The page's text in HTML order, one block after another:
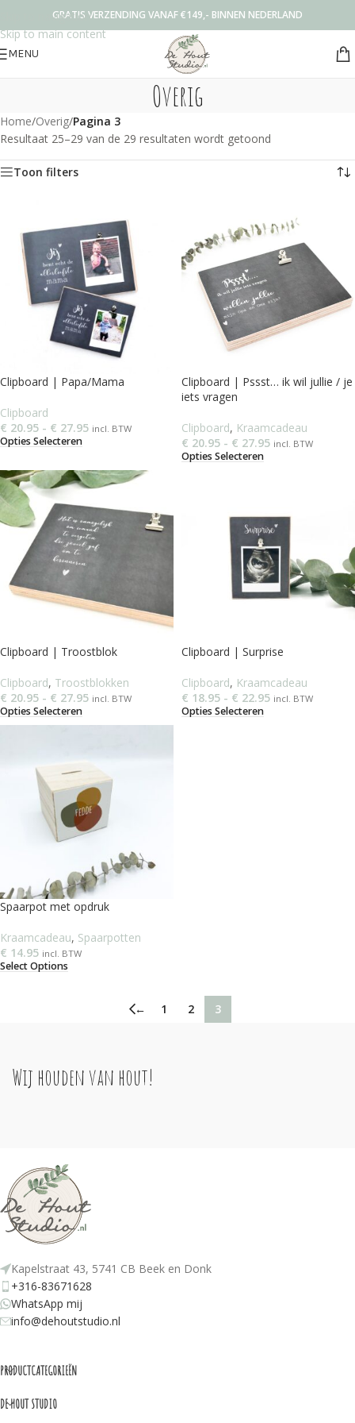
Skip to navigation
Skip to main content
GRATIS VERZENDING VANAF €149,- BINNEN NEDERLAND
MENU
Overig
Home/Overig/Pagina 3
Resultaat 25–29 van de 29 resultaten wordt getoond
Toon filters
Clipboard | Papa/Mama
Clipboard
€ 20.95 - € 27.95 incl. BTW
Opties Selecteren
Clipboard | Pssst… ik wil jullie / je
iets vragen
Clipboard, Kraamcadeau
€ 20.95 - € 27.95 incl. BTW
Opties Selecteren
Clipboard | Troostblok
Clipboard, Troostblokken
€ 20.95 - € 27.95 incl. BTW
Opties Selecteren
Clipboard | Surprise
Clipboard, Kraamcadeau
€ 18.95 - € 22.95 incl. BTW
Opties Selecteren
Spaarpot met opdruk
Kraamcadeau, Spaarpotten
€ 14.95 incl. BTW
Select Options
← 1 2 3
Wij houden van hout!
Kapelstraat 43, 5741 CB Beek en Donk
+316-83671628
WhatsApp mij
info@dehoutstudio.nl
PRODUCTCATEGORIEËN
DE HOUT STUDIO